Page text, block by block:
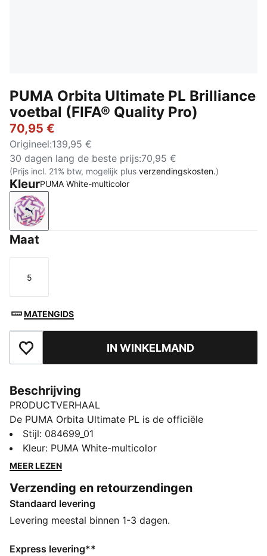
PUMA Orbita Ultimate PL Brilliance
voetbal (FIFA® Quality Pro)
70,95 €
Origineel:139,95 €
30 dagen lang de beste prijs:70,95 €
(Prijs incl. 21% btw, mogelijk plus verzendingskosten.)
KleurPUMA White-multicolor
PUMA White-multicolor
Maat
Maat
5
MATENGIDS
Toegevoegd aan favorietenIN WINKELMAND
Beschrijving
PRODUCTVERHAAL
De PUMA Orbita Ultimate PL is de officiële
wedstrijdbal van de Premier League voor het seizoen
25/26. Laat je van je beste kant zien met de Brilliance
editie, geïnspireerd door schitterende momenten en
van dezelfde grootte zorgen voor een nauwkeurige
gewichtsverdeling, waardoor de bal perfect in balans
blijft. De high-frequency vormgeving garandeert een
elke trap, in elke weersomstandigheid. Nu kun je een
Stijl: 084699_01
Kleur: PUMA White-multicolor
MEER LEZEN
Verzending en retourzendingen
Standaard levering
Levering meestal binnen 1-3 dagen.
Express levering**